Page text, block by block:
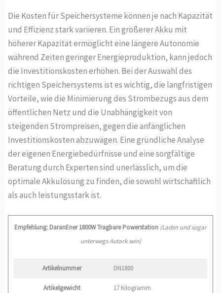
Die Kosten für Speichersysteme können je nach Kapazität
und Effizienz stark variieren. Ein größerer Akku mit
höherer Kapazität ermöglicht eine längere Autonomie
während Zeiten geringer Energieproduktion, kann jedoch
die Investitionskosten erhöhen. Bei der Auswahl des
richtigen Speichersystems ist es wichtig, die langfristigen
Vorteile, wie die Minimierung des Strombezugs aus dem
öffentlichen Netz und die Unabhängigkeit von
steigenden Strompreisen, gegen die anfänglichen
Investitionskosten abzuwägen. Eine gründliche Analyse
der eigenen Energiebedürfnisse und eine sorgfältige
Beratung durch Experten sind unerlässlich, um die
optimale Akkulösung zu finden, die sowohl wirtschaftlich
als auch leistungsstark ist.
Empfehlung: DaranEner 1800W Tragbare Powerstation (Laden und sogar
unterwegs Autark sein)
Artikelnummer ‎DN1800
Artikelgewicht ‎17 Kilogramm